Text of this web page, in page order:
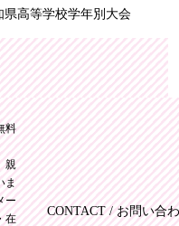
高等学校学年別大会
料
親
ま
ー
在
CONTACT / お問い合